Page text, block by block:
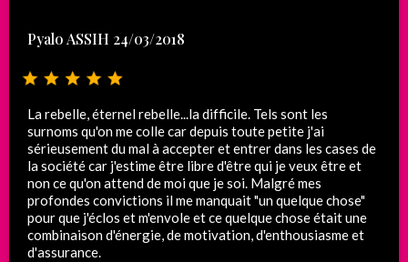
Pyalo ASSIH 24/03/2018
La rebelle, éternel rebelle...la difficile. Tels sont les
surnoms qu'on me colle car depuis toute petite j'ai
sérieusement du mal à accepter et entrer dans les cases de
la société car j'estime être libre d'être qui je veux être et
non ce qu'on attend de moi que je soi. Malgré mes
profondes convictions il me manquait "un quelque chose"
pour que j'éclos et m'envole et ce quelque chose était une
combinaison d'énergie, de motivation, d'enthousiasme et
d'assurance.